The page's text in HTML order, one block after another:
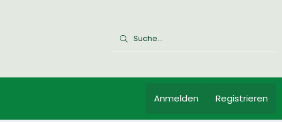
Anmelden Registrieren